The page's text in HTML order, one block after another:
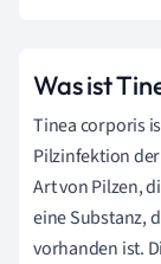
Was ist
Tinea corporis
Pilzinfektion
Art von Pilzen,
eine Substanz,
vorhanden ist.